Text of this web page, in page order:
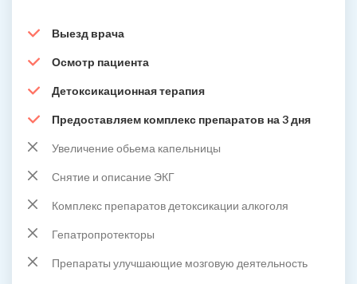
Выезд врача
Осмотр пациента
Детоксикационная терапия
Предоставляем комплекс препаратов на 3 дня
Увеличение обьема капельницы
Снятие и описание ЭКГ
Комплекс препаратов детоксикации алкоголя
Гепатропротекторы
Препараты улучшающие мозговую деятельность